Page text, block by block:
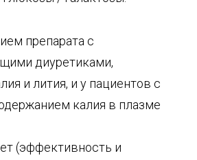
препарата с
диуретиками,
и лития, и у пациентов с
калия в плазме
(эффективность и